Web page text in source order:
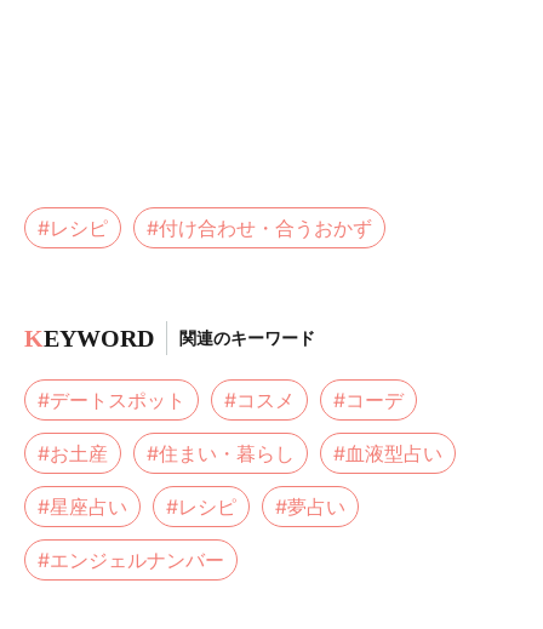
#レシピ #付け合わせ・合うおかず
KEYWORD 関連のキーワード
#デートスポット #コスメ #コーデ
#お土産 #住まい・暮らし #血液型占い
#星座占い #レシピ #夢占い
#エンジェルナンバー